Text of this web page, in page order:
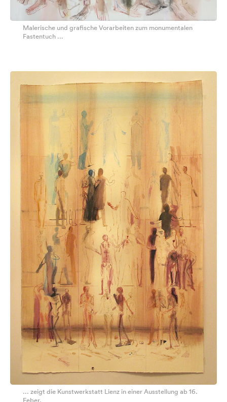
Malerische und grafische Vorarbeiten zum monumentalen
Fastentuch ...
... zeigt die Kunstwerkstatt Lienz in einer Ausstellung ab 16.
Feber.